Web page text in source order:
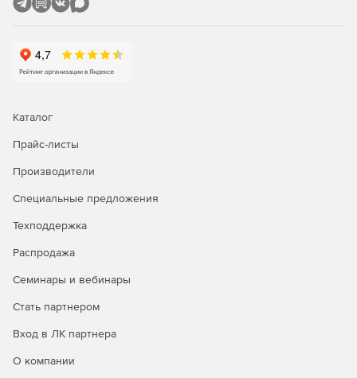
Каталог
Прайс-листы
Производители
Специальные предложения
Техподдержка
Распродажа
Семинары и вебинары
Стать партнером
Вход в ЛК партнера
О компании